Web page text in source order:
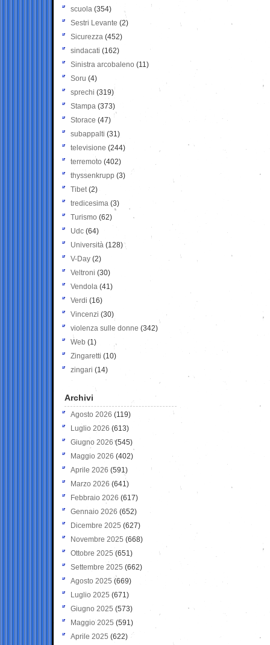
scuola (354)
Sestri Levante (2)
Sicurezza (452)
sindacati (162)
Sinistra arcobaleno (11)
Soru (4)
sprechi (319)
Stampa (373)
Storace (47)
subappalti (31)
televisione(244)
terremoto (402)
thyssenkrupp (3)
Tibet(2)
tredicesima (3)
Turismo (62)
Udc (64)
Università (128)
V-Day (2)
Veltroni (30)
Vendola (41)
Verdi (16)
Vincenzi (30)
violenza sulle donne (342)
Web (1)
Zingaretti (10)
zingari (14)
Archivi
Agosto 2026 (119)
Luglio 2026 (613)
Giugno 2026 (545)
Maggio 2026 (402)
Aprile 2026 (591)
Marzo 2026 (641)
Febbraio 2026 (617)
Gennaio 2026 (652)
Dicembre 2025 (627)
Novembre 2025 (668)
Ottobre 2025 (651)
Settembre 2025 (662)
Agosto 2025 (669)
Luglio 2025 (671)
Giugno 2025 (573)
Maggio 2025 (591)
Aprile 2025 (622)